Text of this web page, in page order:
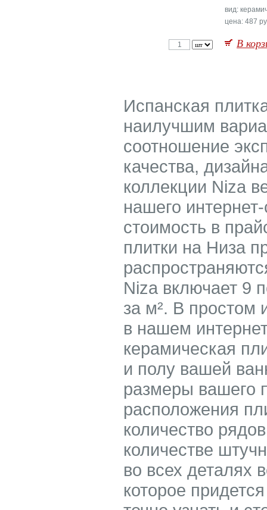
вид:
цена: 487
В
Испанская
наилучшим
соотношение
качества,
коллекции Niza
нашего
стоимость в
плитки на Низа
Niza включает 9
за м². В простом
в нашем
керамическая
и полу вашей
размеры вашего
расположения
количество
количестве
во всех деталях
которое